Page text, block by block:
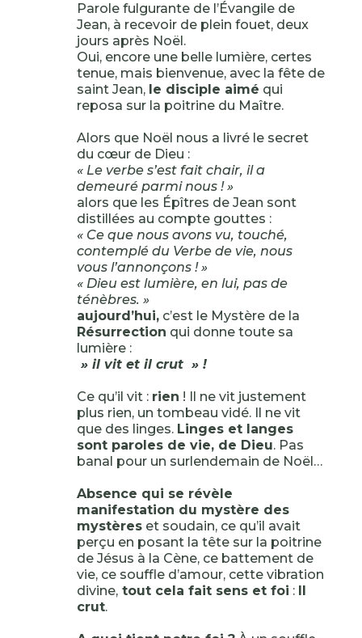
Parole fulgurante de l’Évangile de
Jean, à recevoir de plein fouet, deux
jours après Noël.
Oui, encore une belle lumière, certes
tenue, mais bienvenue, avec la fête de
saint Jean, le disciple aimé qui
reposa sur la poitrine du Maître.
Alors que Noël nous a livré le secret
du cœur de Dieu :
« Le verbe s’est fait chair, il a
demeuré parmi nous ! »
alors que les Épîtres de Jean sont
distillées au compte gouttes :
« Ce que nous avons vu, touché,
contemplé du Verbe de vie, nous
vous l’annonçons ! »
« Dieu est lumière, en lui, pas de
ténèbres. »
aujourd’hui,c’est le Mystère de la
Résurrection qui donne toute sa
lumière :
» il vit et il crut » !
Ce qu’il vit : rien ! Il ne vit justement
plus rien, un tombeau vidé. Il ne vit
que des linges. Linges et langes
sont paroles de vie, de Dieu. Pas
banal pour un surlendemain de Noël…
Absence qui se révèle
manifestation du mystère des
mystèreset soudain, ce qu’il avait
perçu en posant la tête sur la poitrine
de Jésus à la Cène, ce battement de
vie, ce souffle d’amour, cette vibration
divine,tout cela fait sens et foi : Il
crut.